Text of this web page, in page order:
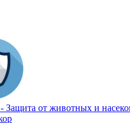
- Защита от животных и